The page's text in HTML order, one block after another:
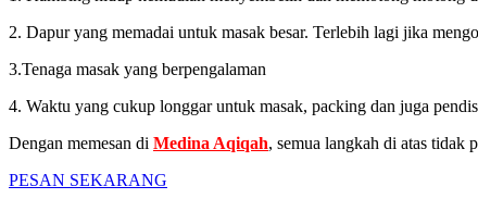
2. Dapur yang memadai untuk masak besar. Terlebih lagi jika
3.Tenaga masak yang berpengalaman
4. Waktu yang cukup longgar untuk masak, packing dan juga
Dengan memesan di Medina Aqiqah, semua langkah di atas
PESAN SEKARANG